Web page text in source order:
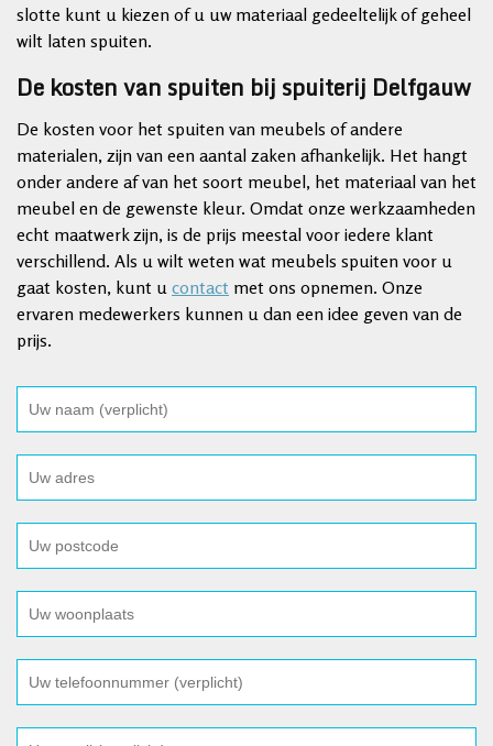
slotte kunt u kiezen of u uw materiaal gedeeltelijk of geheel
wilt laten spuiten.
De kosten van spuiten bij spuiterij Delfgauw
De kosten voor het spuiten van meubels of andere
materialen, zijn van een aantal zaken afhankelijk. Het hangt
onder andere af van het soort meubel, het materiaal van het
meubel en de gewenste kleur. Omdat onze werkzaamheden
echt maatwerk zijn, is de prijs meestal voor iedere klant
verschillend. Als u wilt weten wat meubels spuiten voor u
gaat kosten, kunt u contact met ons opnemen. Onze
ervaren medewerkers kunnen u dan een idee geven van de
prijs.